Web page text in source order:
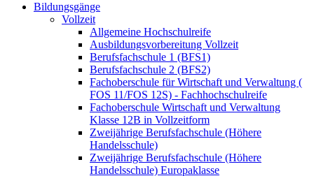
Bildungsgänge
Vollzeit
Allgemeine Hochschulreife
Ausbildungsvorbereitung Vollzeit
Berufsfachschule 1 (BFS1)
Berufsfachschule 2 (BFS2)
Fachoberschule für Wirtschaft und Verwaltung (
FOS 11/FOS 12S) - Fachhochschulreife
Fachoberschule Wirtschaft und Verwaltung
Klasse 12B in Vollzeitform
Zweijährige Berufsfachschule (Höhere
Handelsschule)
Zweijährige Berufsfachschule (Höhere
Handelsschule) Europaklasse